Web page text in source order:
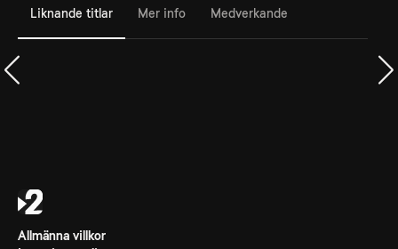
Liknande titlar Mer info Medverkande
Allmänna villkor